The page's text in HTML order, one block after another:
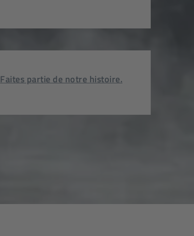
Faites partie de notre histoire.